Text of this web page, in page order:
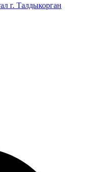
г. Талдыкорган